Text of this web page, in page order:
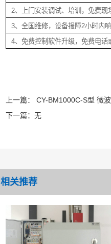
2、上门安装调试、培训，免费
3、全国维修，设备报障2小时内
4、免费控制软件升级，免费电
上一篇：
CY-BM1000C-S型 微
下一篇： 无
相关推荐